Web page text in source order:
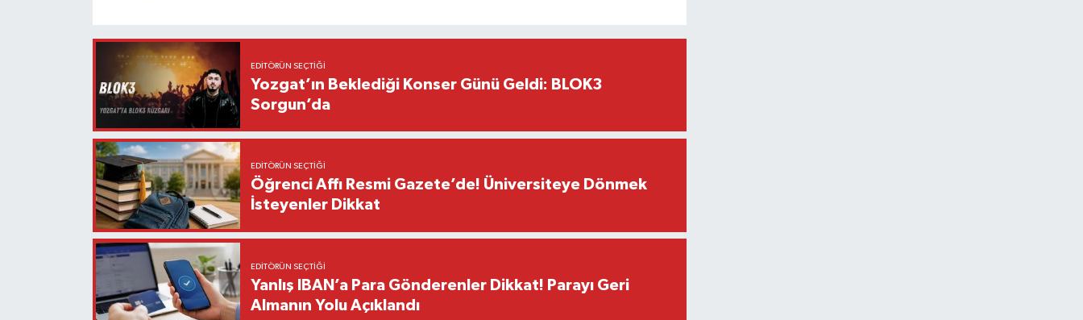
EDITÖRÜN SEÇTIĞI
Yozgat’ın Beklediği Konser Günü Geldi: BLOK3
Sorgun’da
EDITÖRÜN SEÇTIĞI
Öğrenci Affı Resmi Gazete’de! Üniversiteye Dönmek
İsteyenler Dikkat
EDITÖRÜN SEÇTIĞI
Yanlış IBAN’a Para Gönderenler Dikkat! Parayı Geri
Almanın Yolu Açıklandı